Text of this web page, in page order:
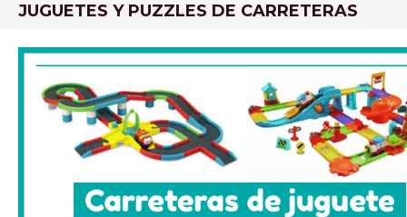
JUGUETES Y PUZZLES DE CARRETERAS